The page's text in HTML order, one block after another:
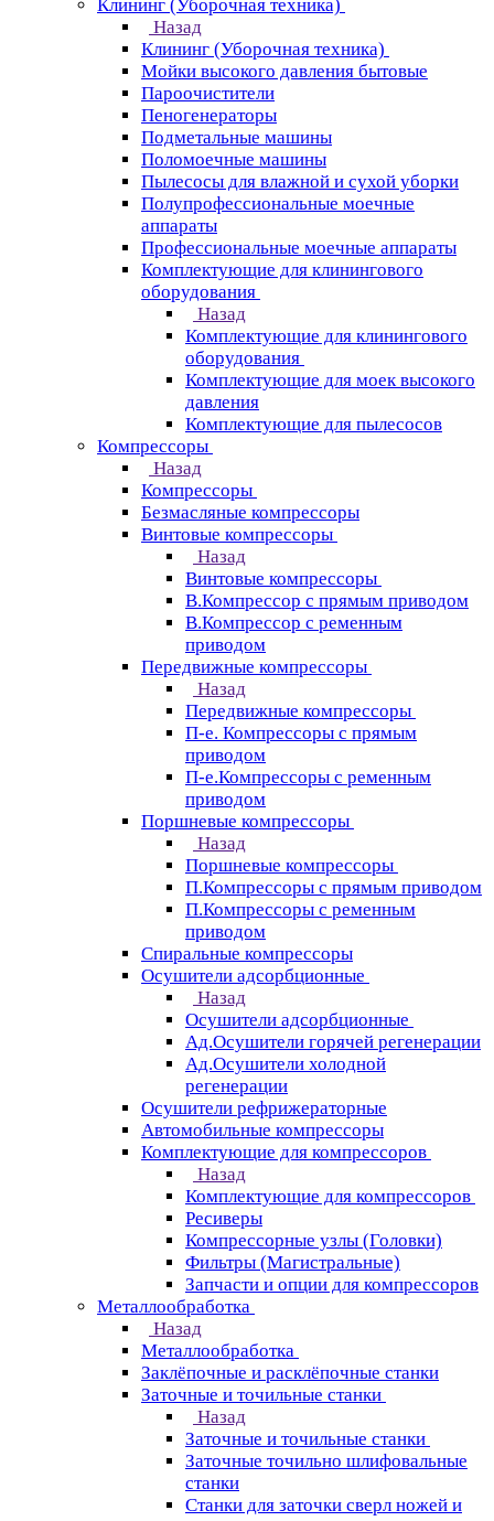
Клининг (Уборочная техника)
Назад
Клининг (Уборочная техника)
Мойки высокого давления бытовые
Пароочистители
Пеногенераторы
Подметальные машины
Поломоечные машины
Пылесосы для влажной и сухой уборки
Полупрофессиональные моечные
аппараты
Профессиональные моечные аппараты
Комплектующие для клинингового
оборудования
Назад
Комплектующие для клинингового
оборудования
Комплектующие для моек высокого
давления
Комплектующие для пылесосов
Компрессоры
Назад
Компрессоры
Безмасляные компрессоры
Винтовые компрессоры
Назад
Винтовые компрессоры
В.Компрессор с прямым приводом
В.Компрессор с ременным
приводом
Передвижные компрессоры
Назад
Передвижные компрессоры
П-е. Компрессоры с прямым
приводом
П-е.Компрессоры с ременным
приводом
Поршневые компрессоры
Назад
Поршневые компрессоры
П.Компрессоры с прямым приводом
П.Компрессоры с ременным
приводом
Спиральные компрессоры
Осушители адсорбционные
Назад
Осушители адсорбционные
Ад.Осушители горячей регенерации
Ад.Осушители холодной
регенерации
Осушители рефрижераторные
Автомобильные компрессоры
Комплектующие для компрессоров
Назад
Комплектующие для компрессоров
Ресиверы
Компрессорные узлы (Головки)
Фильтры (Магистральные)
Запчасти и опции для компрессоров
Металлообработка
Назад
Металлообработка
Заклёпочные и расклёпочные станки
Заточные и точильные станки
Назад
Заточные и точильные станки
Заточные точильно шлифовальные
станки
Станки для заточки сверл ножей и